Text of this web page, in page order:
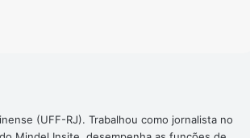
(UFF-RJ). Trabalhou como jornalista no